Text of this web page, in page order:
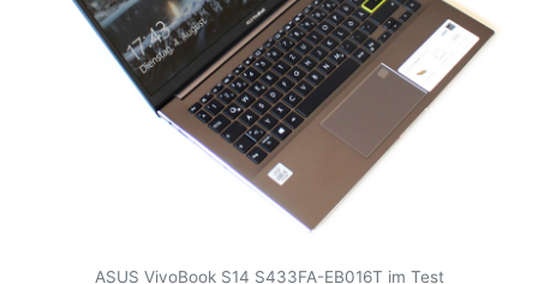
ASUS VivoBook S14 S433FA-EB016T im Test